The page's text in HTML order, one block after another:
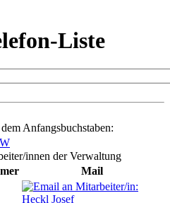
Liste
Anfangsbuchstaben:
W
innen der Verwaltung
Mail